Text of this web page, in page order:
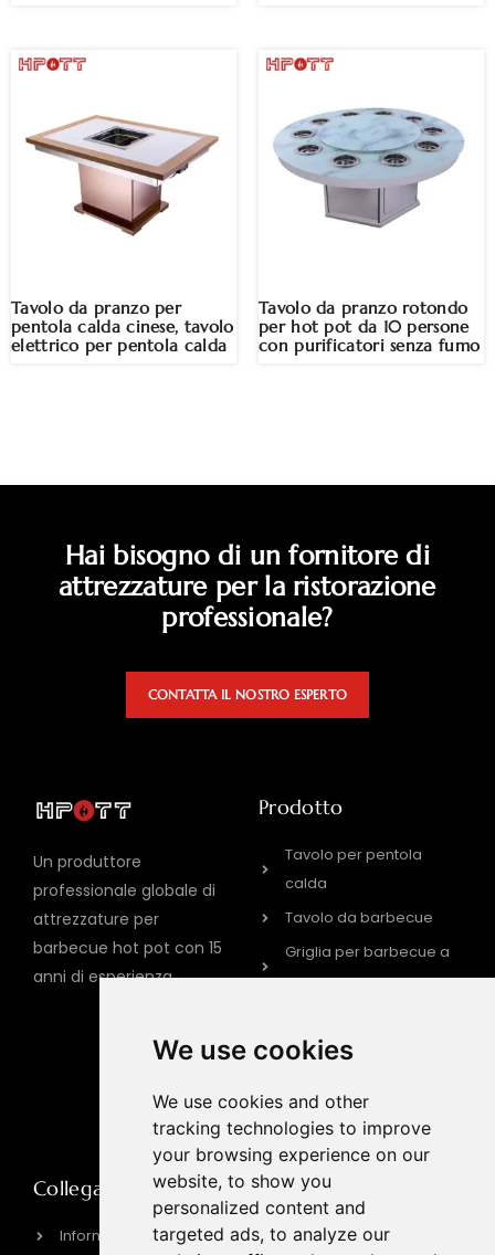
We use cookies
We use cookies and other
tracking technologies to improve
your browsing experience on our
website, to show you
personalized content and
targeted ads, to analyze our
Tavolo da pranzo per
pentola calda cinese, tavolo
elettrico per pentola calda
Tavolo da pranzo rotondo
per hot pot da 10 persone
con purificatori senza fumo
Hai bisogno di un fornitore di
attrezzature per la ristorazione
professionale?
CONTATTA IL NOSTRO ESPERTO
Un produttore
professionale globale di
attrezzature per
barbecue hot pot con 15
anni di esperienza
Prodotto
Tavolo per pentola
calda
Tavolo da barbecue
Griglia per barbecue a
gas
BARBECUE
induzione
Collegamento rapido
Informazioni su HPOTT
Informazioni sui
contatti